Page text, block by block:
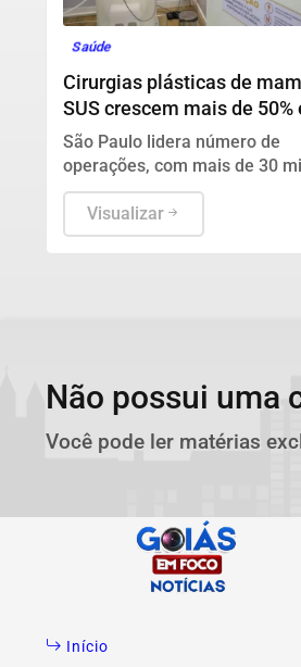
Saúde
Cirurgias plásticas de
SUS crescem mais de 50%
dez anos
São Paulo lidera número de
operações, com mais de 30
procedimentos, de acordo com
números da Sociedade
Cirurgia Plástica.
Visualizar
Não possui uma
Você pode ler matérias
Início